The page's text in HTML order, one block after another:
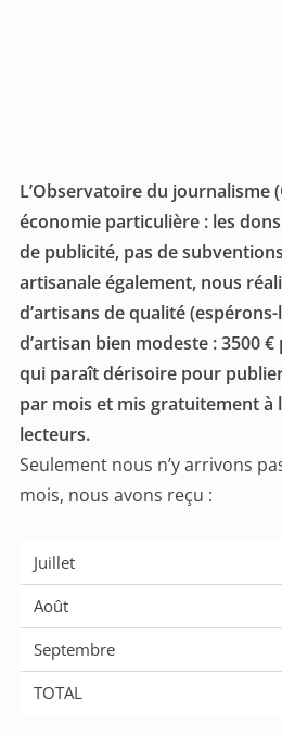
L’Observatoire du journalisme
économie particulière : les
de publicité, pas de
artisanale également, nous
d’artisans de qualité
d’artisan bien modeste : 3500
qui paraît dérisoire pour
par mois et mis gratuitement à
lecteurs.
Seulement nous n’y arrivons
mois, nous avons reçu :
Juillet
Août
Septembre
TOTAL